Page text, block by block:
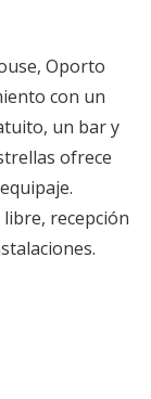
Oporto
con un
un bar y
ofrece
recepción